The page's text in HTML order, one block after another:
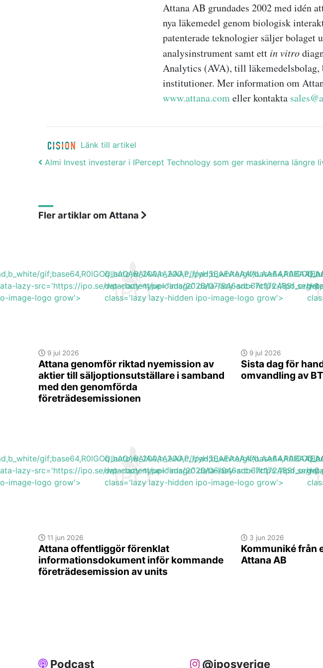
Attana AB grundades 2002 med idén
nya läkemedel genom biologisk
patenterade teknologier säljer bolaget
analysinstrument samt ett in vitro
Analytics (AVA), till
institutioner. Mer information om
www.attana.comeller kontakta
Länk till artikel
Post navigation
Almi Invest investerar i IPercept Technology som ger maskinerna längre
Fler artiklar om Attana
gif;base64,R0lGODlhAQABAIAAAAAAAP///
lazy-src='https://ipo.se/wp-content/uploads/2026/07/946adb67c172489f_org-
image-logo grow'>
9 jul 2026
Attana genomför riktad nyemission av
aktier till säljoptionsutställare i samband
med den genomförda
företrädesemissionen
q_auto,w_200,h_200,c_lpad,b_white/
data-lazy-type="image" data-lazy-src='https://ipo.se/
class='lazy lazy-hidden ipo-image-logo grow'>
9 jul 2026
Sista dag för
omvandling av
gif;base64,R0lGODlhAQABAIAAAAAAAP///
lazy-src='https://ipo.se/wp-content/uploads/2026/06/946adb67c172489f_org-
image-logo grow'>
11 jun 2026
Attana offentliggör förenklat
informationsdokument inför kommande
företrädesemission av units
q_auto,w_200,h_200,c_lpad,b_white/
data-lazy-type="image" data-lazy-src='https://ipo.se/
class='lazy lazy-hidden ipo-image-logo grow'>
3 jun 2026
Kommuniké från
Attana AB
Podcast @iposverige